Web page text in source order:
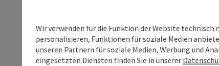
Wir verwenden für die Funktion der Website
personalisieren, Funktionen für soziale Medien
unseren Partnern für soziale Medien, Werbung und
eingesetzten Diensten finden Sie in unserer